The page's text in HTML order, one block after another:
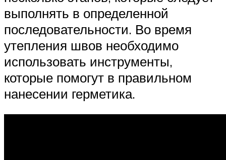
выполнять в определенной
последовательности. Во время
утепления швов необходимо
использовать инструменты,
которые помогут в правильном
нанесении герметика.